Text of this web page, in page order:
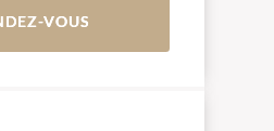
VOUS